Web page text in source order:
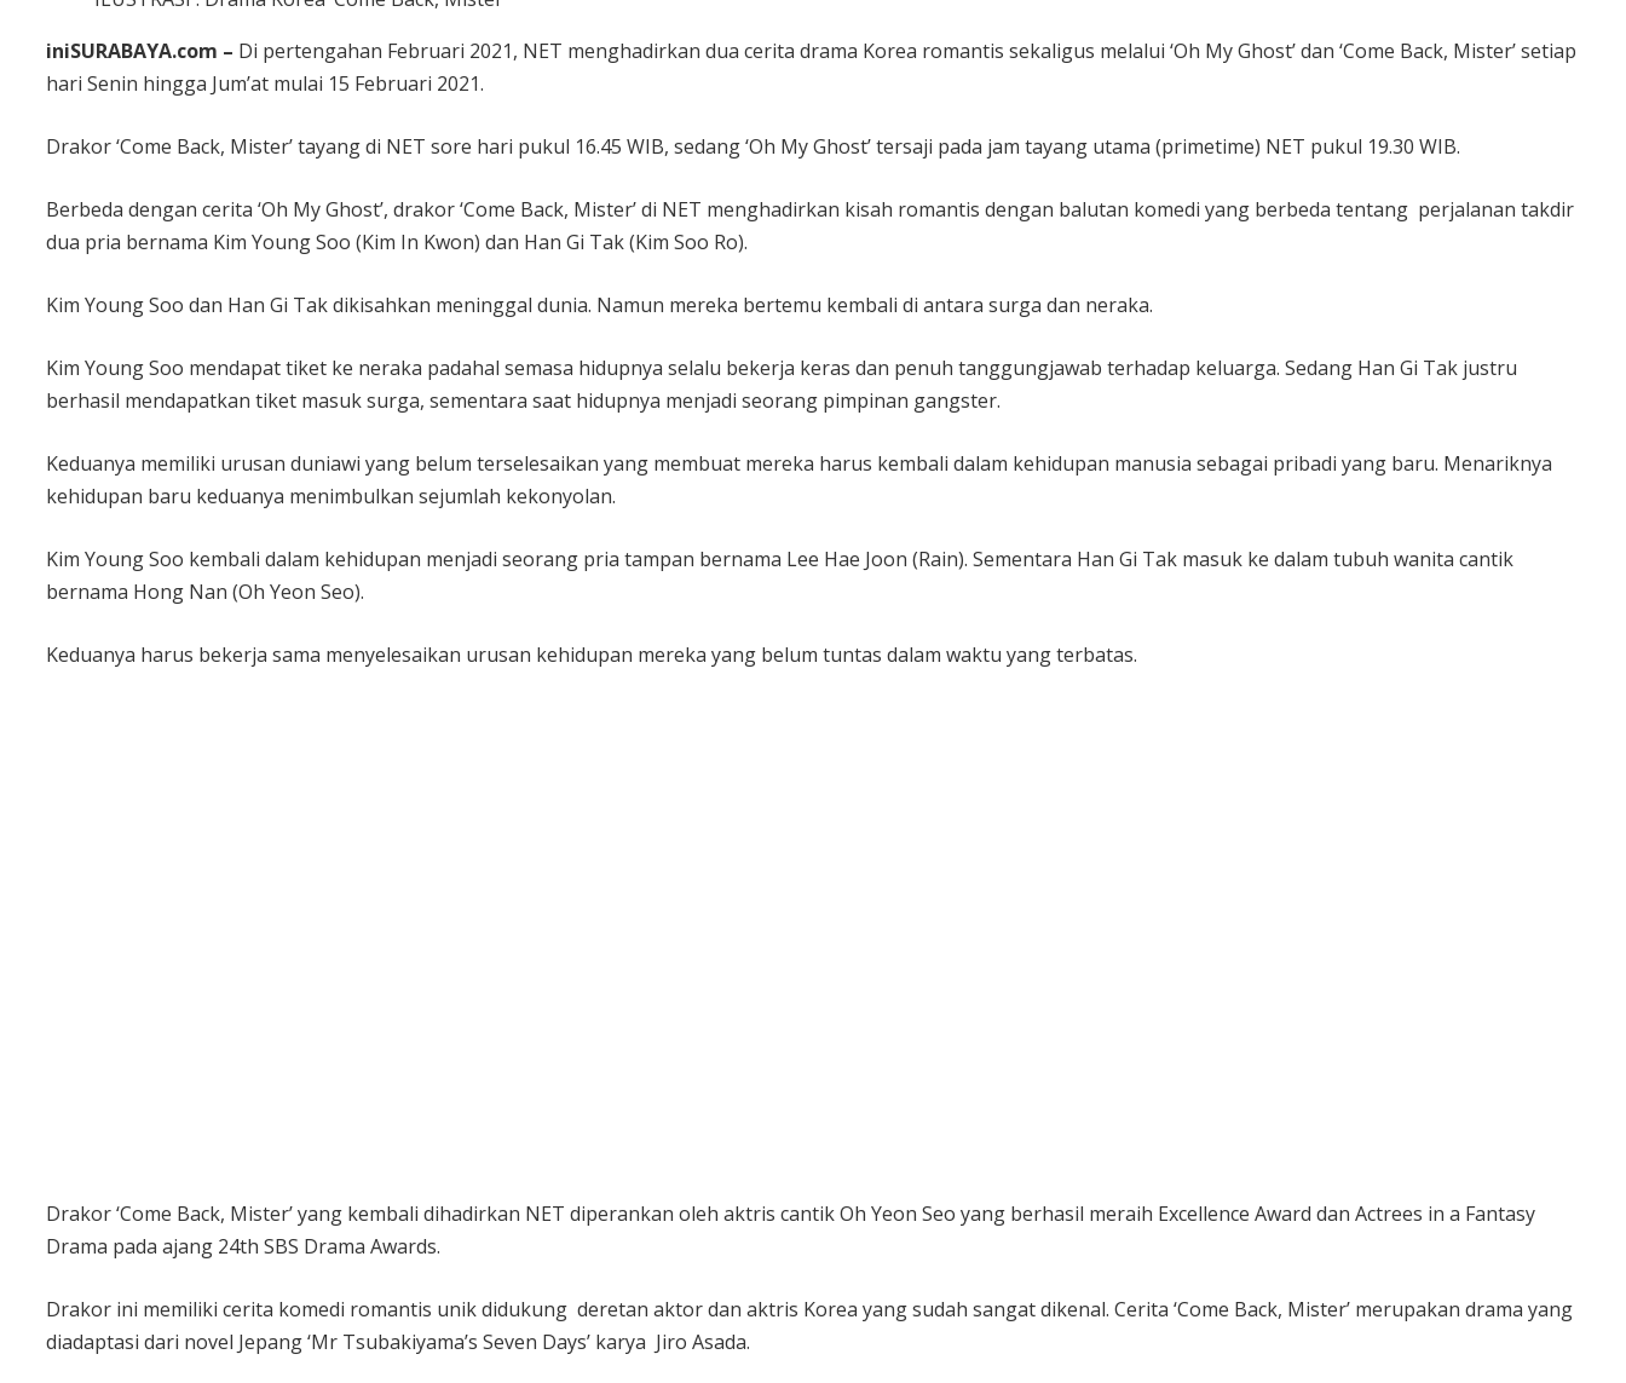
iniSURABAYA.com – Di pertengahan Februari 2021, NET menghadirkan dua cerita drama Korea romantis sekaligus melalui ‘Oh My Ghost’ dan ‘Come Back, Mister’ setiap
hari Senin hingga Jum’at mulai 15 Februari 2021.
Drakor ‘Come Back, Mister’ tayang di NET sore hari pukul 16.45 WIB, sedang ‘Oh My Ghost’ tersaji pada jam tayang utama (primetime) NET pukul 19.30 WIB.
Berbeda dengan cerita ‘Oh My Ghost’, drakor ‘Come Back, Mister’ di NET menghadirkan kisah romantis dengan balutan komedi yang berbeda tentang perjalanan takdir
dua pria bernama Kim Young Soo (Kim In Kwon) dan Han Gi Tak (Kim Soo Ro).
Kim Young Soo dan Han Gi Tak dikisahkan meninggal dunia. Namun mereka bertemu kembali di antara surga dan neraka.
Kim Young Soo mendapat tiket ke neraka padahal semasa hidupnya selalu bekerja keras dan penuh tanggungjawab terhadap keluarga. Sedang Han Gi Tak justru
berhasil mendapatkan tiket masuk surga, sementara saat hidupnya menjadi seorang pimpinan gangster.
Keduanya memiliki urusan duniawi yang belum terselesaikan yang membuat mereka harus kembali dalam kehidupan manusia sebagai pribadi yang baru. Menariknya
kehidupan baru keduanya menimbulkan sejumlah kekonyolan.
Kim Young Soo kembali dalam kehidupan menjadi seorang pria tampan bernama Lee Hae Joon (Rain). Sementara Han Gi Tak masuk ke dalam tubuh wanita cantik
bernama Hong Nan (Oh Yeon Seo).
Keduanya harus bekerja sama menyelesaikan urusan kehidupan mereka yang belum tuntas dalam waktu yang terbatas.
Drakor ‘Come Back, Mister’ yang kembali dihadirkan NET diperankan oleh aktris cantik Oh Yeon Seo yang berhasil meraih Excellence Award dan Actrees in a Fantasy
Drama pada ajang 24th SBS Drama Awards.
Drakor ini memiliki cerita komedi romantis unik didukung deretan aktor dan aktris Korea yang sudah sangat dikenal. Cerita ‘Come Back, Mister’ merupakan drama yang
diadaptasi dari novel Jepang ‘Mr Tsubakiyama’s Seven Days’ karya Jiro Asada.